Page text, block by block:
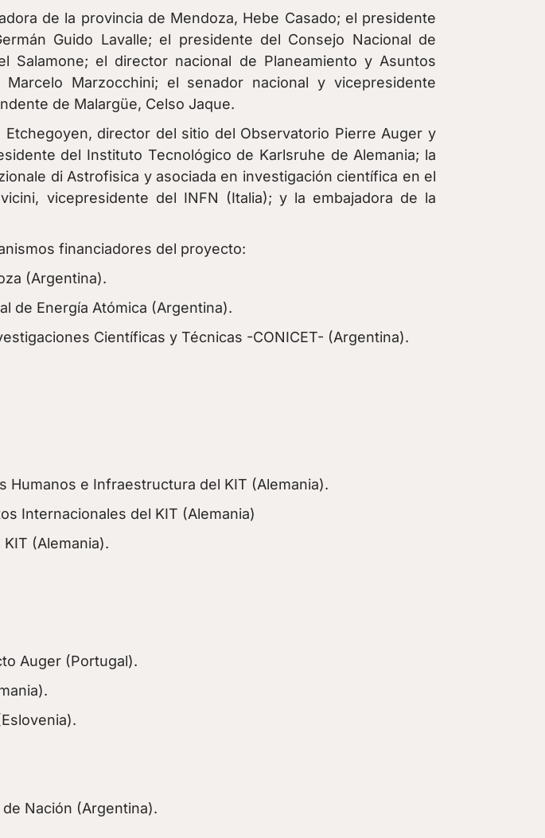
de la provincia de Mendoza, Hebe Casado; el presidente
Guido Lavalle; el presidente del Consejo Nacional de
Salamone; el director nacional de Planeamiento y Asuntos
Marzocchini; el senador nacional y vicepresidente
de Malargüe, Celso Jaque.
director del sitio del Observatorio Pierre Auger y
del Instituto Tecnológico de Karlsruhe de Alemania; la
di Astrofisica y asociada en investigación científica en el
vicepresidente del INFN (Italia); y la embajadora de la
financiadores del proyecto:
(Argentina).
de Energía Atómica (Argentina).
Científicas y Técnicas -CONICET- (Argentina).
Humanos e Infraestructura del KIT (Alemania).
Internacionales del KIT (Alemania)
(Alemania).
Auger (Portugal).
Nación (Argentina).